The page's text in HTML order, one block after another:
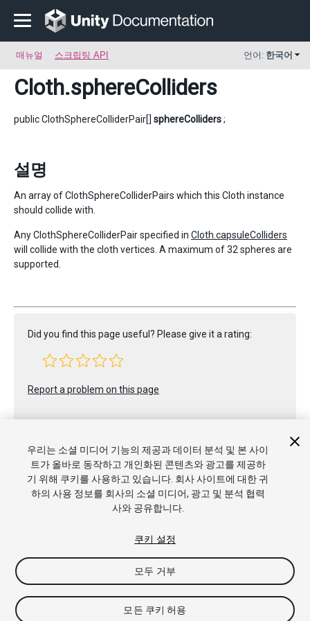
매뉴얼 스크립팅 API 언어: 한국어
Cloth.sphereColliders
public ClothSphereColliderPair[] sphereColliders;
설명
An array of ClothSphereColliderPairs which this Cloth instance
should collide with.
Any ClothSphereColliderPair specified in Cloth.capsuleColliders
will collide with the cloth vertices. A maximum of 32 spheres are
supported.
Did you find this page useful? Please give it a rating:
Report a problem on this page
Copyright © 2021 Unity Technologies. Publication 2021.2
커뮤니티 답변 기술 자료 포럼
쿠키 기본 설정
우리는 소셜 미디어 기능의 제공과 데이터 분석 및 본 사이
트가 올바로 동작하고 개인화된 콘텐츠와 광고를 제공하
기 위해 쿠키를 사용하고 있습니다. 회사 사이트에 대한 귀
하의 사용 정보를 회사의 소셜 미디어, 광고 및 분석 협력
사와 공유합니다.
쿠키 설정
모두 거부
모든 쿠키 허용